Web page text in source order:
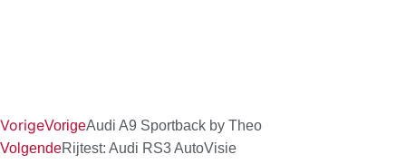
VorigeVorigeAudi A9 Sportback by Theo
VolgendeRijtest: Audi RS3 AutoVisie